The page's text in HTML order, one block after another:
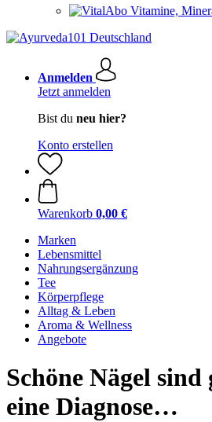
Vitamine,
Anmelden
Jetzt anmelden
Bist du neu hier?
Konto erstellen
Warenkorb 0,00 €
Marken
Lebensmittel
Nahrungsergänzung
Tee
Körperpflege
Alltag & Leben
Aroma & Wellness
Angebote
Schöne Nägel sind
eine Diagnose…